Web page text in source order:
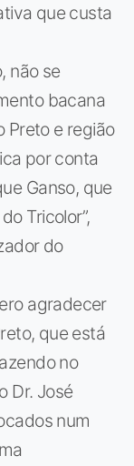
que custa
não se
bacana
Preto e região
por conta
Ganso, que
Tricolor”,
do
agradecer
que está
no
Dr. José
num